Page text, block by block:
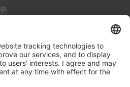
为犊牛的成功饲养铺平道路